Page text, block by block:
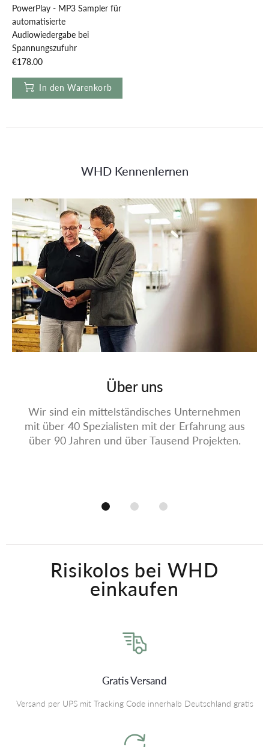
PowerPlay - MP3 Sampler für
automatisierte
Audiowiedergabe bei
Spannungszufuhr
€178.00
In den Warenkorb
WHD Kennenlernen
Über uns
Wir sind ein mittelständisches Unternehmen
mit über 40 Spezialisten mit der Erfahrung aus
über 90 Jahren und über Tausend Projekten.
Risikolos bei WHD
einkaufen
Gratis Versand
Versand per UPS mit Tracking Code innerhalb Deutschland gratis